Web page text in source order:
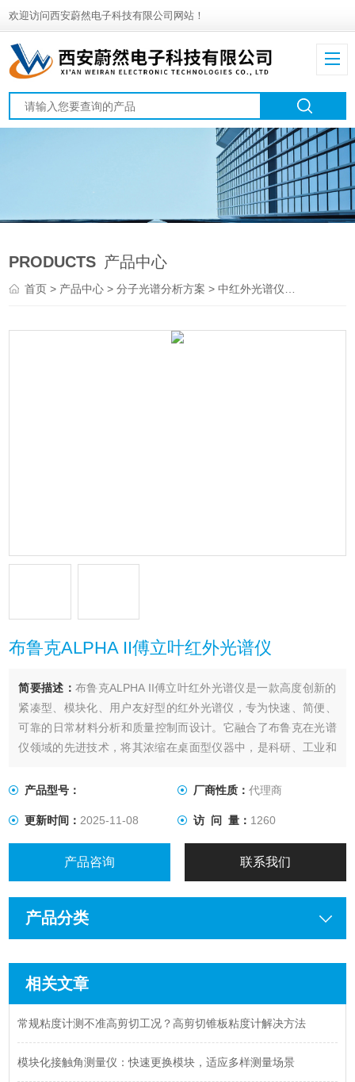
欢迎访问西安蔚然电子科技有限公司网站！
PRODUCTS 产品中心
首页> 产品中心 >分子光谱分析方案 >中红外光谱仪> 布鲁克
布鲁克ALPHA II傅立叶红外光谱仪
简要描述：布鲁克ALPHA II傅立叶红外光谱仪是一款高度创新的​​
紧凑型、模块化、用户友好型​​的红外光谱仪，专为​​快速、简便、
可靠​​的日常材料分析和质量控制而设计。它融合了布鲁克在光谱
仪领域的先进技术，将其浓缩在桌面型仪器中，是科研、工业和
产品型号：
厂商性质： 代理商
更新时间：2025-11-08 访 问 量： 1260
产品咨询 联系我们
产品分类
相关文章
常规粘度计测不准高剪切工况？高剪切锥板粘度计解决方法
模块化接触角测量仪：快速更换模块，适应多样测量场景